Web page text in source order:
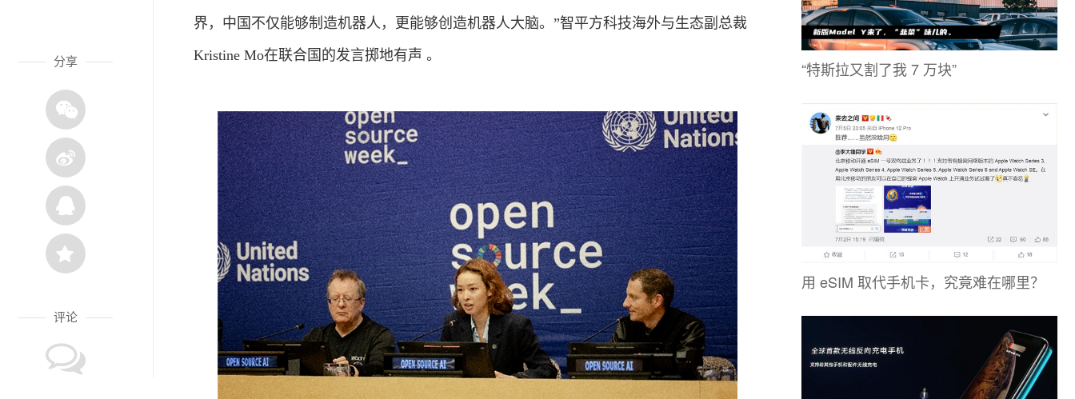
分享
评论
界，中国不仅能够制造机器人，更能够创造机器人大脑。”智平方科技海外与生态副总裁
Kristine Mo在联合国的发言掷地有声 。
“特斯拉又割了我 7 万块”
用 eSIM 取代手机卡，究竟难在哪里？